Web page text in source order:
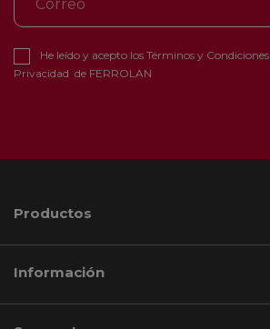
He leído y acepto los Términos y Condiciones
Privacidad de FERROLAN
Productos
Información